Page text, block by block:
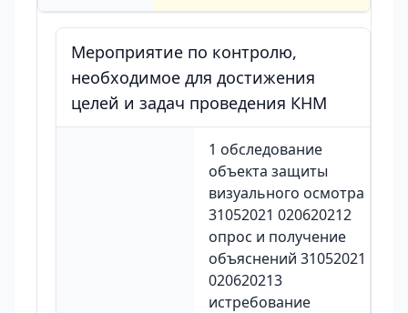
Мероприятие по контролю,
необходимое для достижения
целей и задач проведения КНМ
1 обследование
объекта защиты
визуального осмотра
31052021 020620212
опрос и получение
объяснений 31052021
020620213
истребование